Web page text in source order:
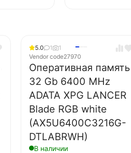
5.0 1
1
Vendor code27970
Оперативная память
32 Gb 6400 MHz
ADATA XPG LANCER
Blade RGB white
(AX5U6400C3216G-
DTLABRWH)
В наличии